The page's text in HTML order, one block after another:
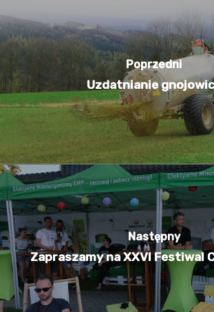
Poprzedni
Uzdatnianie
Następny
Zapraszamy na XXVI Festiwal